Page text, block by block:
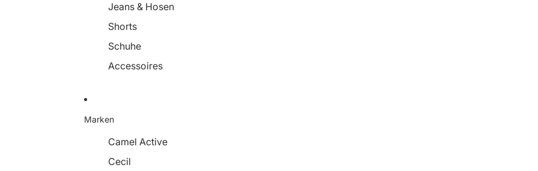
Jeans & Hosen
Shorts
Schuhe
Accessoires
Marken
Camel Active
Cecil